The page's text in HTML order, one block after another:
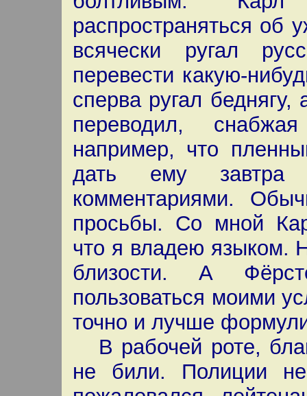
распространяться об
всячески ругал
перевести какую-
сперва ругал
переводил,
например, что
дать ему завтра
комментариями.
просьбы. Со мной
что я владею языком.
близости. А
пользоваться моими
точно и лучше
В рабочей роте,
не били. Полиции